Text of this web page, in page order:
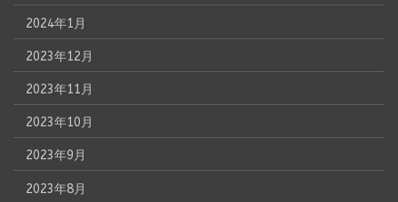
2024年1月
2023年12月
2023年11月
2023年10月
2023年9月
2023年8月